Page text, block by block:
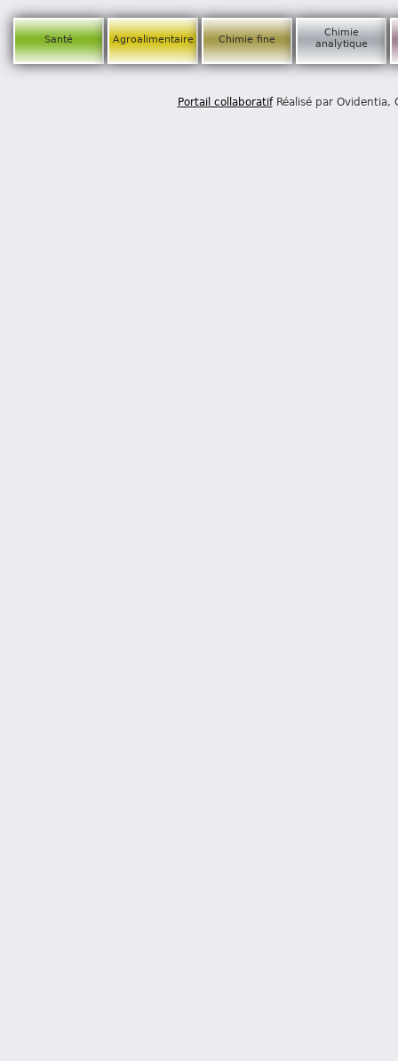
Santé Agroalimentaire Chimie fine
Chimie
analytique
Portail collaboratifRéalisé par Ovidentia,